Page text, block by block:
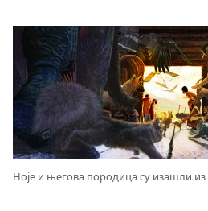
Ноје и његова породица су изашли